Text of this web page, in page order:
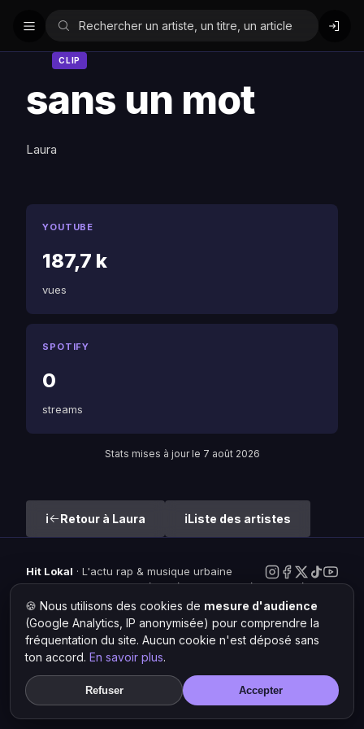
CLIP
sans un mot
Laura
YOUTUBE
187,7 k
vues
SPOTIFY
0
streams
Stats mises à jour le 7 août 2026
Retour à Laura Liste des artistes
Hit Lokal · L'actu rap & musique urbaine
© 2026 — Tous droits réservés ·Mentions légales·Gérer les
cookies
🍪 Nous utilisons des cookies de mesure d'audience
(Google Analytics, IP anonymisée) pour comprendre la
fréquentation du site. Aucun cookie n'est déposé sans
ton accord. En savoir plus.
Refuser Accepter